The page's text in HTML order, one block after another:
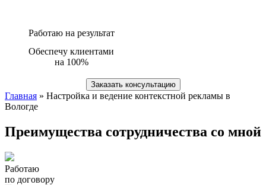
Работаю на результат
Обеспечу клиентами
на 100%
Заказать консультацию
Главная » Настройка и ведение контекстной рекламы в
Вологде
Преимущества сотрудничества со мной
Работаю
по договору